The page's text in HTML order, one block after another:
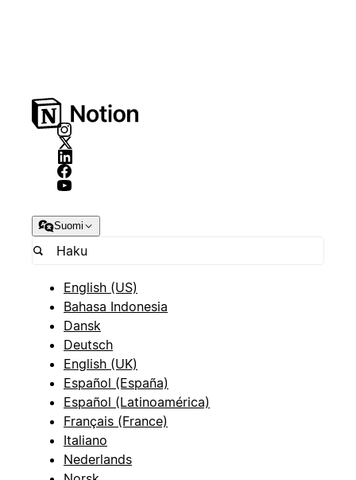
Suomi
English (US)
Bahasa Indonesia
Dansk
Deutsch
English (UK)
Español (España)
Español (Latinoamérica)
Français (France)
Italiano
Nederlands